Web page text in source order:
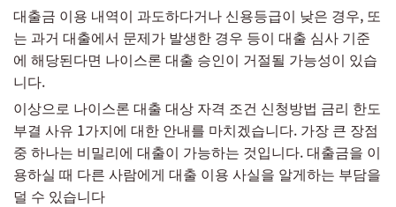
대출금 이용 내역이 과도하다거나 신용등급이 낮은 경우, 또
는 과거 대출에서 문제가 발생한 경우 등이 대출 심사 기준
에 해당된다면 나이스론 대출 승인이 거절될 가능성이 있습
니다.
이상으로 나이스론 대출 대상 자격 조건 신청방법 금리 한도
부결 사유 1가지에 대한 안내를 마치겠습니다. 가장 큰 장점
중 하나는 비밀리에 대출이 가능하는 것입니다. 대출금을 이
용하실 때 다른 사람에게 대출 이용 사실을 알게하는 부담을
덜 수 있습니다